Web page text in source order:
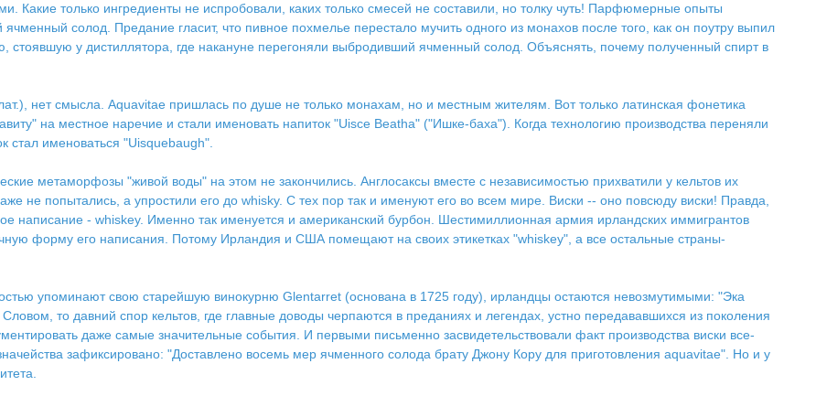
Какие только ингредиенты не испробовали, каких только смесей не составили, но толку чуть! Парфюмерные опыты
солод. Предание гласит, что пивное похмелье перестало мучить одного из монахов после того, как он поутру выпил
стоявшую у дистиллятора, где накануне перегоняли выбродивший ячменный солод. Объяснять, почему полученный спирт в
нет смысла. Аquavitae пришлась по душе не только монахам, но и местным жителям. Вот только латинская фонетика
на местное наречие и стали именовать напиток "Uisce Beatha" ("Ишке-баха"). Когда технологию производства переняли
стал именоваться "Uisquebaugh".
метаморфозы "живой воды" на этом не закончились. Англосаксы вместе с независимостью прихватили у кельтов их
не попытались, а упростили его до whisky. С тех пор так и именуют его во всем мире. Виски -- оно повсюду виски! Правда,
написание - whiskеy. Именно так именуется и американский бурбон. Шестимиллионная армия ирландских иммигрантов
форму его написания. Потому Ирландия и США помещают на своих этикетках "whiskey", а все остальные страны-
упоминают свою старейшую винокурню Glentarret (основана в 1725 году), ирландцы остаются невозмутимыми: "Эка
то давний спор кельтов, где главные доводы черпаются в преданиях и легендах, устно передававшихся из поколения
даже самые значительные события. И первыми письменно засвидетельствовали факт производства виски все-
зафиксировано: "Доставлено восемь мер ячменного солода брату Джону Кору для приготовления aquavitae". Но и у